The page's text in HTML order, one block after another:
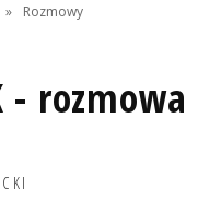
» Rozmowy
- rozmowa